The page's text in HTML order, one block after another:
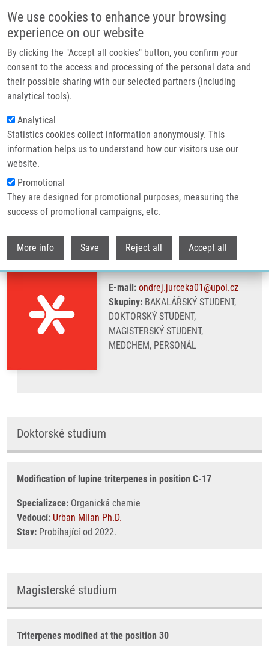
We use cookies to enhance your browsing
experience on our website
By clicking the "Accept all cookies" button, you confirm your
consent to the access and processing of the personal data and
their possible sharing with our selected partners (including
analytical tools).
Analytical
Statistics cookies collect information anonymously. This
information helps us to understand how our visitors use our
website.
Promotional
They are designed for promotional purposes, measuring the
success of promotional campaigns, etc.
More info Save Reject all Accept all
Header image
Drobečková navigace
Domů Jurčeka Ondřej
Jurčeka Ondřej
E-mail: ondrej.jurceka01@upol.cz
Skupiny:BAKALÁŘSKÝ STUDENT,
DOKTORSKÝ STUDENT,
MAGISTERSKÝ STUDENT,
MEDCHEM, PERSONÁL
Doktorské studium
Modification of lupine triterpenes in position C-17
Specializace: Organická chemie
Vedoucí: Urban Milan Ph.D.
Stav: Probíhající od 2022.
Magisterské studium
Triterpenes modified at the position 30